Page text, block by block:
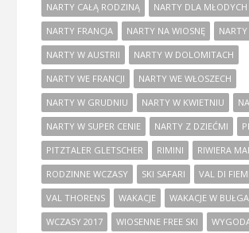
NARTY CAŁĄ RODZINĄ
NARTY DLA MŁODYCH
NARTY FRANCJA
NARTY NA WIOSNĘ
NARTY W AUSTRII
NARTY W DOLOMITACH
NARTY WE FRANCJI
NARTY WE WŁOSZECH
NARTY W GRUDNIU
NARTY W KWIETNIU
NARTY W SUPER CENIE
NARTY Z DZIEĆMI
PITZTALER GLETSCHER
RIMINI
RIWIERA
RODZINNE WCZASY
SKI SAFARI
VAL DI
VAL THORENS
WAKACJE
WAKACJE W
WCZASY 2017
WIOSENNE FREE SKI